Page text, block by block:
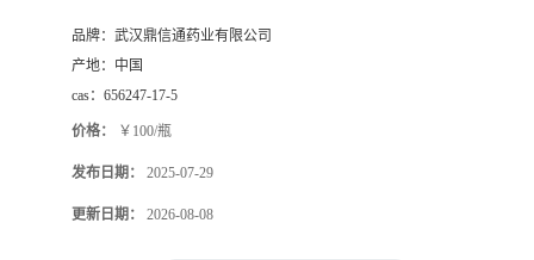
品牌： 武汉鼎信通药业有限公司
产地： 中国
cas： 656247-17-5
价格： ￥100/瓶
发布日期： 2025-07-29
更新日期： 2026-08-08